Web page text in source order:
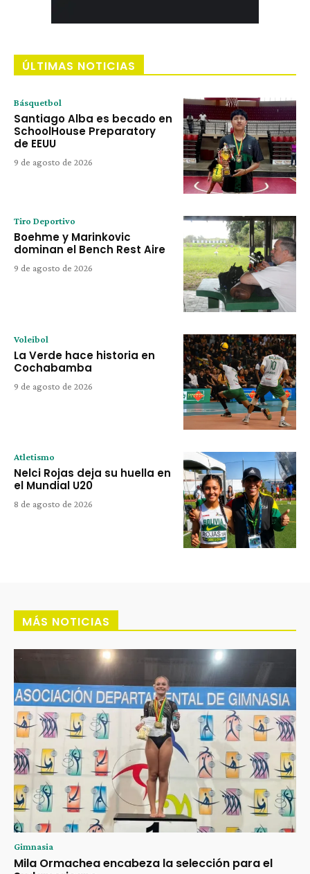
ÚLTIMAS NOTICIAS
Básquetbol
Santiago Alba es becado en
SchoolHouse Preparatory
de EEUU
9 de agosto de 2026
Tiro Deportivo
Boehme y Marinkovic
dominan el Bench Rest Aire
9 de agosto de 2026
Voleibol
La Verde hace historia en
Cochabamba
9 de agosto de 2026
Atletismo
Nelci Rojas deja su huella en
el Mundial U20
8 de agosto de 2026
MÁS NOTICIAS
Gimnasia
Mila Ormachea encabeza la selección para el